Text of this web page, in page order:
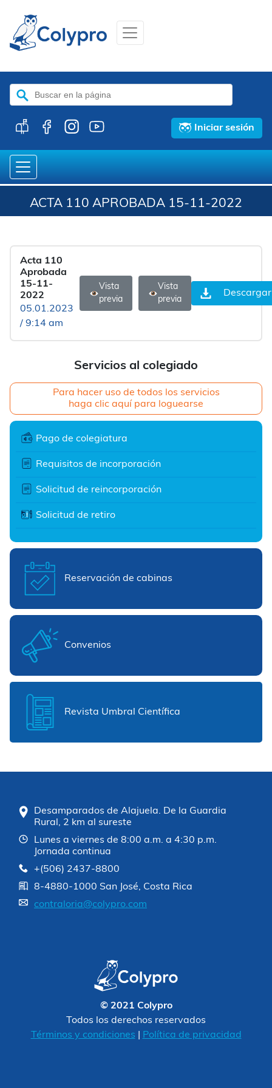
Buscar:
Iniciar sesión
ACTA 110 APROBADA 15-11-2022
Servicios al colegiado
Para hacer uso de todos los servicios
haga clic aquí para loguearse
Pago de colegiatura
Requisitos de incorporación
Solicitud de reincorporación
Solicitud de retiro
Reservación de cabinas
Convenios
Revista Umbral Científica
Acta 110
Aprobada
15-11-
2022
05.01.2023
/ 9:14 am
Vista
previa
Vista
previa
Descargar
Desamparados de Alajuela. De la Guardia
Rural, 2 km al sureste
Lunes a viernes de 8:00 a.m. a 4:30 p.m.
Jornada continua
+(506) 2437-8800
8-4880-1000 San José, Costa Rica
contraloria@colypro.com
© 2021 Colypro
Todos los derechos reservados
Términos y condiciones
Política de privacidad